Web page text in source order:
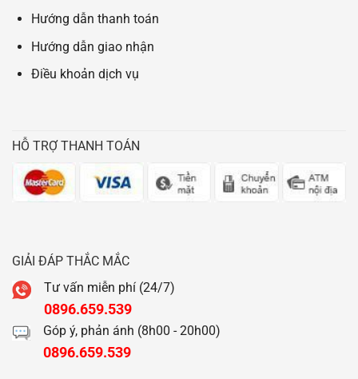
Hướng dẫn thanh toán
Hướng dẫn giao nhận
Điều khoản dịch vụ
HỖ TRỢ THANH TOÁN
GIẢI ĐÁP THẮC MẮC
Tư vấn miễn phí (24/7)
0896.659.539
Góp ý, phản ánh (8h00 - 20h00)
0896.659.539